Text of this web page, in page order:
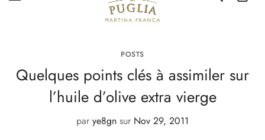
POSTS
Quelques points clés à assimiler sur
l’huile d’olive extra vierge
par ye8gn sur Nov 29, 2011